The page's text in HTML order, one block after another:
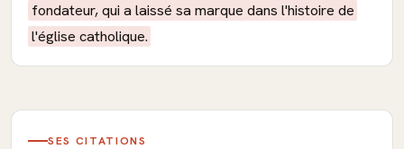
fondateur, qui a laissé sa marque dans l'histoire de
l'église catholique.
SES CITATIONS